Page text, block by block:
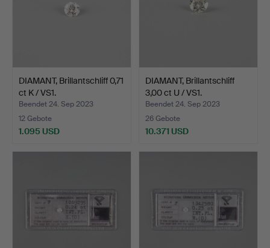
DIAMANT, Brillantschliff 0,71
ct K / VS1.
Beendet 24. Sep 2023
12 Gebote
1.095 USD
DIAMANT, Brillantschliff
3,00 ct U / VS1.
Beendet 24. Sep 2023
26 Gebote
10.371 USD